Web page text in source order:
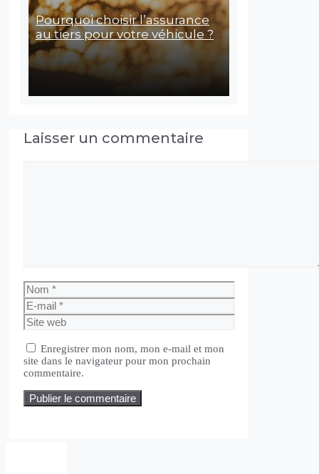
Pourquoi choisir l’assurance
au tiers pour votre véhicule ?
Laisser un commentaire
Nom
E-
mail
Site
web
Enregistrer mon nom, mon e-mail et mon
site dans le navigateur pour mon prochain
commentaire.